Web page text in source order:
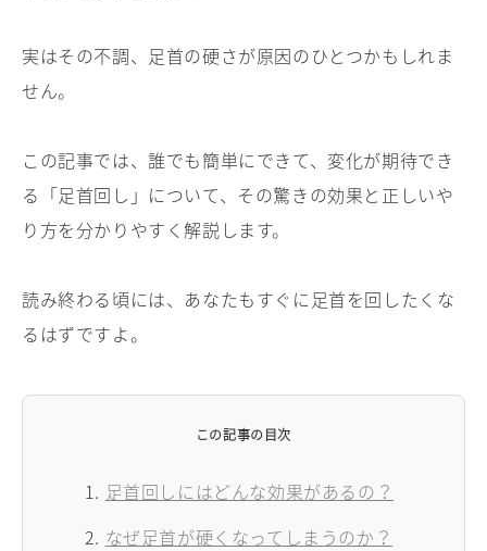
実はその不調、足首の硬さが原因のひとつかもしれま
せん。
この記事では、誰でも簡単にできて、変化が期待でき
る「足首回し」について、その驚きの効果と正しいや
り方を分かりやすく解説します。
読み終わる頃には、あなたもすぐに足首を回したくな
るはずですよ。
この記事の目次
足首回しにはどんな効果があるの？
なぜ足首が硬くなってしまうのか？